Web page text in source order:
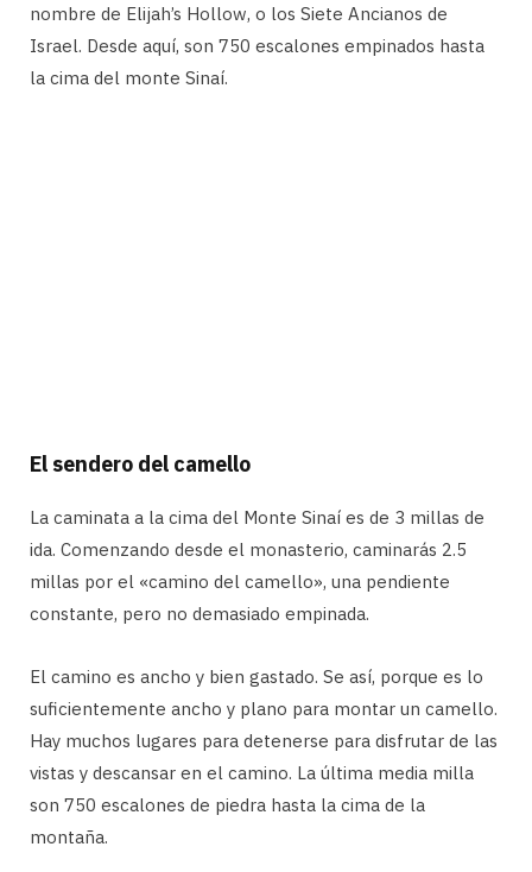
nombre de Elijah’s Hollow, o los Siete Ancianos de
Israel. Desde aquí, son 750 escalones empinados hasta
la cima del monte Sinaí.
El sendero del camello
La caminata a la cima del Monte Sinaí es de 3 millas de
ida. Comenzando desde el monasterio, caminarás 2.5
millas por el «camino del camello», una pendiente
constante, pero no demasiado empinada.
El camino es ancho y bien gastado. Se así, porque es lo
suficientemente ancho y plano para montar un camello.
Hay muchos lugares para detenerse para disfrutar de las
vistas y descansar en el camino. La última media milla
son 750 escalones de piedra hasta la cima de la
montaña.